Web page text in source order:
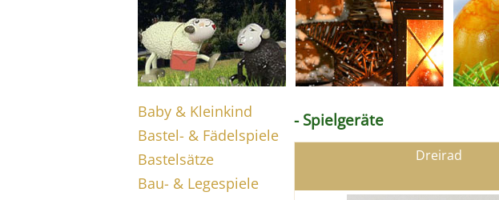
Baby & Kleinkind
Bastel- & Fädelspiele
Bastelsätze
Bau- & Legespiele
- Spielgeräte
Dreirad